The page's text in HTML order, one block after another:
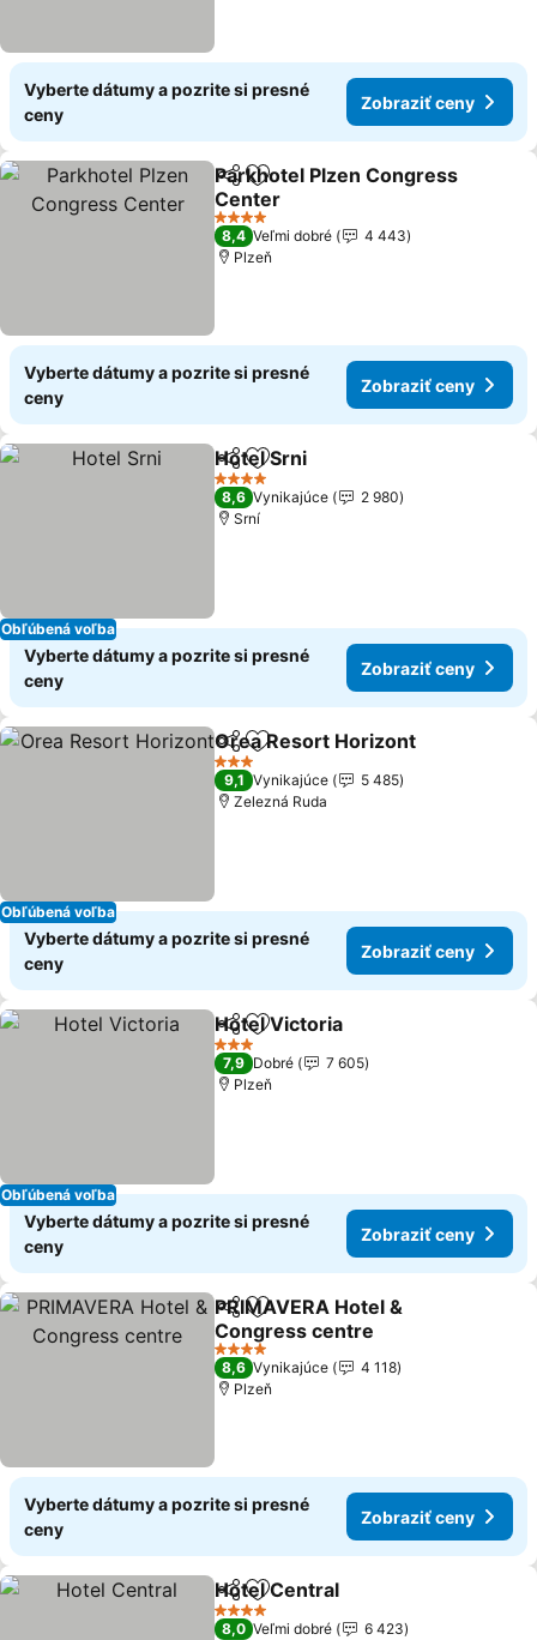
Vyberte dátumy a pozrite si presné
ceny
Zobraziť ceny
ZdieľaťPridať do obľúbených
Parkhotel Plzen Congress
Center
Zobraziť ceny
4 Počet hviezdičiek
8,4 Veľmi dobré
4 443
Plzeň
Vyberte dátumy a pozrite si presné
ceny
Zobraziť ceny
Obľúbená voľba
ZdieľaťPridať do obľúbených
Hotel Srni
4 Počet hviezdičiek
8,6 Vynikajúce
2 980
Srní
Vyberte dátumy a pozrite si presné
ceny
Zobraziť ceny
Obľúbená voľba
ZdieľaťPridať do obľúbených
Orea Resort Horizont
3 Počet hviezdičiek
9,1 Vynikajúce
5 485
Zelezná Ruda
Vyberte dátumy a pozrite si presné
ceny
Zobraziť ceny
Obľúbená voľba
ZdieľaťPridať do obľúbených
Hotel Victoria
3 Počet hviezdičiek
7,9 Dobré
7 605
Plzeň
Vyberte dátumy a pozrite si presné
ceny
Zobraziť ceny
ZdieľaťPridať do obľúbených
PRIMAVERA Hotel &
Congress centre
Zobraziť ceny
4 Počet hviezdičiek
8,6 Vynikajúce
4 118
Plzeň
Vyberte dátumy a pozrite si presné
ceny
Zobraziť ceny
ZdieľaťPridať do obľúbených
Hotel Central
4 Počet hviezdičiek
8,0 Veľmi dobré
6 423